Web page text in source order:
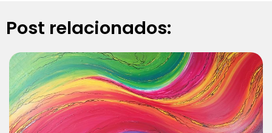
Post relacionados: